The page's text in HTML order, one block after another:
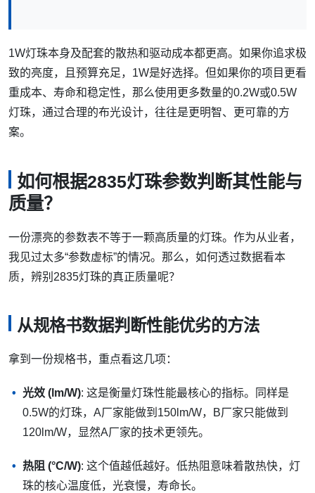
1W灯珠本身及配套的散热和驱动成本都更高。如果你追求极
致的亮度，且预算充足，1W是好选择。但如果你的项目更看
重成本、寿命和稳定性，那么使用更多数量的0.2W或0.5W
灯珠，通过合理的布光设计，往往是更明智、更可靠的方
案。
如何根据2835灯珠参数判断其性能与
质量？
一份漂亮的参数表不等于一颗高质量的灯珠。作为从业者，
我见过太多“参数虚标”的情况。那么，如何透过数据看本
质，辨别2835灯珠的真正质量呢？
从规格书数据判断性能优劣的方法
拿到一份规格书，重点看这几项：
光效 (lm/W): 这是衡量灯珠性能最核心的指标。同样是
0.5W的灯珠，A厂家能做到150lm/W，B厂家只能做到
120lm/W，显然A厂家的技术更领先。
热阻 (°C/W): 这个值越低越好。低热阻意味着散热快，灯
珠的核心温度低，光衰慢，寿命长。